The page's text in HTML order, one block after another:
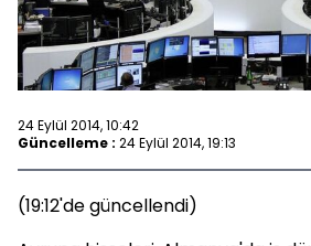
24 Eylül 2014, 10:42
Güncelleme : 24 Eylül 2014, 19:13
(19:12'de güncellendi)